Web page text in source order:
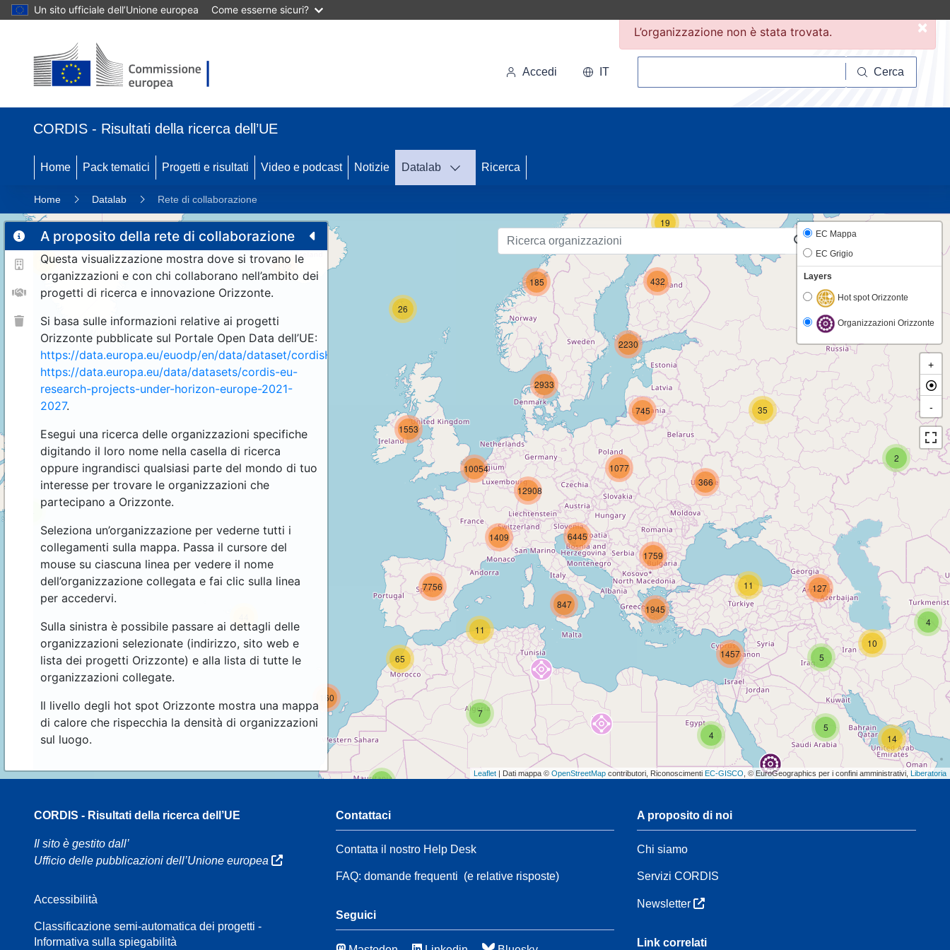
Un sito ufficiale dell’Unione europea Come esserne sicuri?
Accedi IT Cerca
CORDIS - Risultati della ricerca dell’UE
Home Pack tematici Progetti e risultati Video e podcast Notizie Datalab Ricerca
Home Datalab Rete di collaborazione
A proposito della rete di collaborazione
Questa visualizzazione mostra dove si trovano le
organizzazioni e con chi collaborano nell’ambito dei
progetti di ricerca e innovazione Orizzonte.
Si basa sulle informazioni relative ai progetti
Orizzonte pubblicate sul Portale Open Data dell’UE:
https://data.europa.eu/euodp/en/data/dataset/cordisH2020projects
https://data.europa.eu/data/datasets/cordis-eu-
research-projects-under-horizon-europe-2021-
2027.
Esegui una ricerca delle organizzazioni specifiche
digitando il loro nome nella casella di ricerca
oppure ingrandisci qualsiasi parte del mondo di tuo
interesse per trovare le organizzazioni che
partecipano a Orizzonte.
Seleziona un’organizzazione per vederne tutti i
collegamenti sulla mappa. Passa il cursore del
mouse su ciascuna linea per vedere il nome
dell’organizzazione collegata e fai clic sulla linea
per accedervi.
Sulla sinistra è possibile passare ai dettagli delle
organizzazioni selezionate (indirizzo, sito web e
lista dei progetti Orizzonte) e alla lista di tutte le
organizzazioni collegate.
Il livello degli hot spot Orizzonte mostra una mappa
di calore che rispecchia la densità di organizzazioni
sul luogo.
5
14
2
21
40
11
26
192
2
4
7
160
1553
11
65
7756
5
10
127
847
366
35
1759
745
4
11
1457
1945
185
19
432
2230
1409
1077
2933
10054
6445
12908
EC Mappa
EC Grigio
Layers
Hot spot Orizzonte
Organizzazioni Orizzonte
+
-
Leaflet | Dati mappa © OpenStreetMap contributori, Riconoscimenti EC-GISCO , © EuroGeographics per i confini amministrativi, Liberatoria
CORDIS - Risultati della ricerca dell’UE
Il sito è gestito dall’
Ufficio delle pubblicazioni dell’Unione europea
Accessibilità
Classificazione semi-automatica dei progetti -
Informativa sulla spiegabilità
Contattaci
Contatta il nostro Help Desk
FAQ: domande frequenti (e relative risposte)
Seguici
A proposito di noi
Chi siamo
Servizi CORDIS
Newsletter
Link correlati
×
L’organizzazione non è stata trovata.